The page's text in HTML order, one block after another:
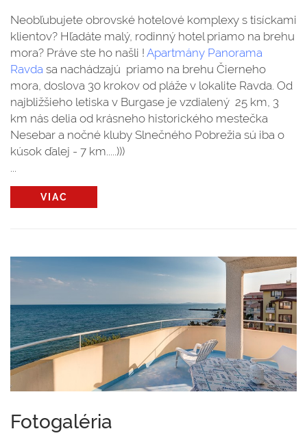
Neobľubujete obrovské hotelové komplexy s tisíckami
klientov? Hľadáte malý, rodinný hotel priamo na brehu
mora? Práve ste ho našli ! Apartmány Panorama
Ravda sa nachádzajú priamo na brehu Čierneho
mora, doslova 30 krokov od pláže v lokalite Ravda. Od
najbližšieho letiska v Burgase je vzdialený 25 km, 3
km nás delia od krásneho historického mestečka
Nesebar a nočné kluby Slnečného Pobrežia sú iba o
kúsok ďalej - 7 km.....)))
...
VIAC
Fotogaléria